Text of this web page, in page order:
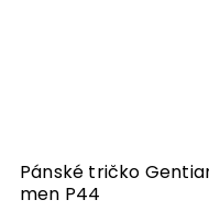
Pánské tričko
men P44